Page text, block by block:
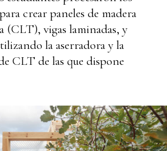
crear paneles de madera
(CLT), vigas laminadas, y
la aserradora y la
CLT de las que dispone